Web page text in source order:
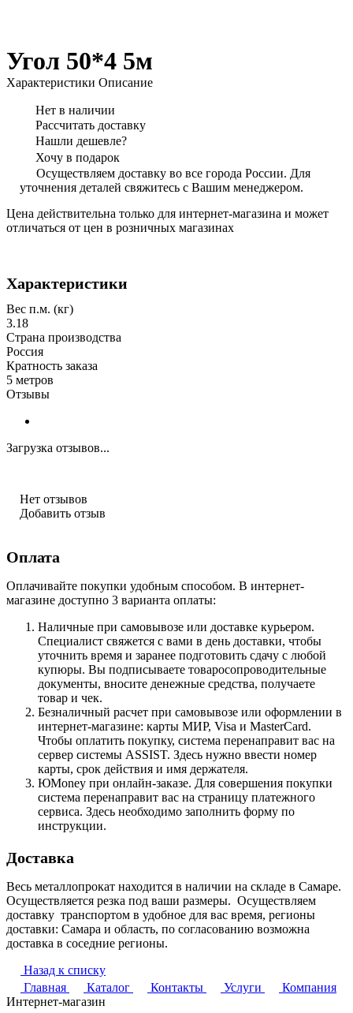
Угол 50*4 5м
Характеристики Описание
Нет в наличии
Рассчитать доставку
Нашли дешевле?
Хочу в подарок
Осуществляем доставку во все города России. Для
уточнения деталей свяжитесь с Вашим менеджером.
Цена действительна только для интернет-магазина и может
отличаться от цен в розничных магазинах
Характеристики
Вес п.м. (кг)
3.18
Страна производства
Россия
Кратность заказа
5 метров
Отзывы
Загрузка отзывов...
Нет отзывов
Добавить отзыв
Оплата
Оплачивайте покупки удобным способом. В интернет-
магазине доступно 3 варианта оплаты:
Наличные при самовывозе или доставке курьером.
Специалист свяжется с вами в день доставки, чтобы
уточнить время и заранее подготовить сдачу с любой
купюры. Вы подписываете товаросопроводительные
документы, вносите денежные средства, получаете
товар и чек.
Безналичный расчет при самовывозе или оформлении в
интернет-магазине: карты МИР, Visa и MasterCard.
Чтобы оплатить покупку, система перенаправит вас на
сервер системы ASSIST. Здесь нужно ввести номер
карты, срок действия и имя держателя.
ЮMoney при онлайн-заказе. Для совершения покупки
система перенаправит вас на страницу платежного
сервиса. Здесь необходимо заполнить форму по
инструкции.
Доставка
Весь металлопрокат находится в наличии на складе в Самаре.
Осуществляется резка под ваши размеры. Осуществляем
доставку транспортом в удобное для вас время, регионы
доставки: Самара и область, по согласованию возможна
доставка в соседние регионы.
Назад к списку
Главная
Каталог Контакты Услуги
Компания
Интернет-магазин